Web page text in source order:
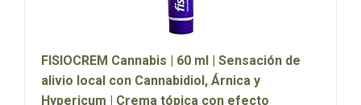
FISIOCREM Cannabis | 60 ml | Sensación de
alivio local con Cannabidiol, Árnica y
Hypericum | Crema tópica con efecto